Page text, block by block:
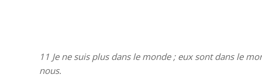
11 Je ne suis plus dans le monde ; eux sont dans le
nous.